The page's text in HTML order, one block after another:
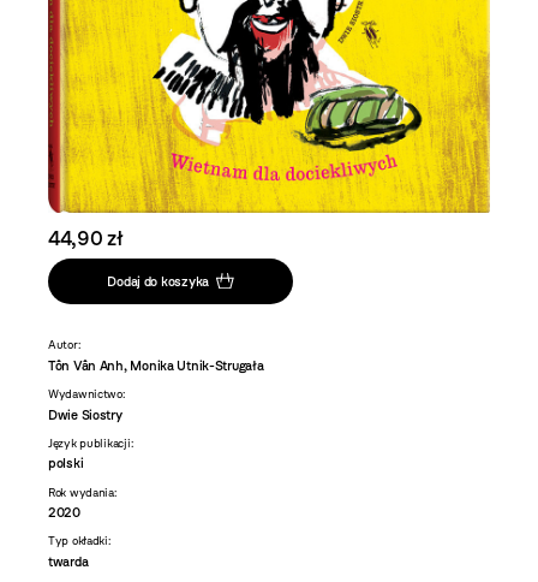
44,90 zł
Dodaj do koszyka
Autor:
Tôn Vân Anh, Monika Utnik-Strugała
Wydawnictwo:
Dwie Siostry
Język publikacji:
polski
Rok wydania:
2020
Typ okładki:
twarda